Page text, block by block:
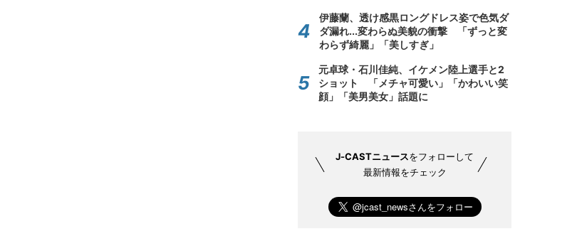
伊藤蘭、透け感黒ロングドレス姿で色気ダ
ダ漏れ...変わらぬ美貌の衝撃 「ずっと変
わらず綺麗」「美しすぎ」
元卓球・石川佳純、イケメン陸上選手と2
ショット 「メチャ可愛い」「かわいい笑
顔」「美男美女」話題に
J-CASTニュースをフォローして
最新情報をチェック